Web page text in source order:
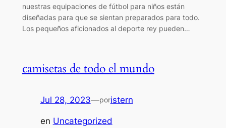
nuestras equipaciones de fútbol para niños están
diseñadas para que se sientan preparados para todo.
Los pequeños aficionados al deporte rey pueden…
camisetas de todo el mundo
Jul 28, 2023—poristern
en Uncategorized